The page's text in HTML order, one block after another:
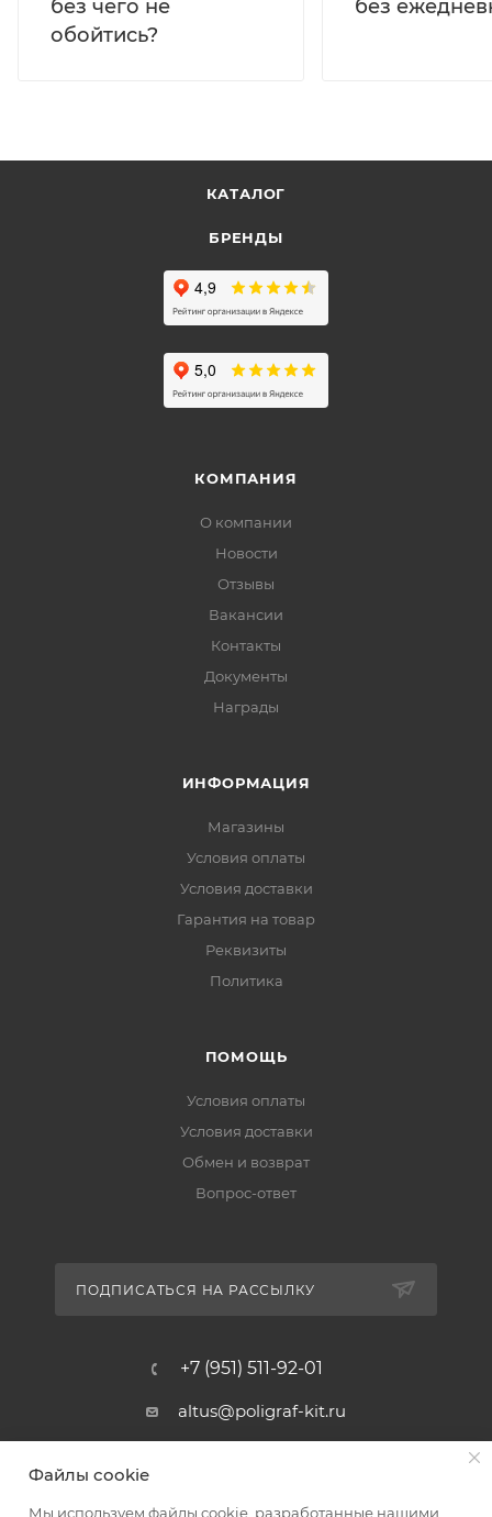
без чего не
обойтись?
без
КАТАЛОГ
БРЕНДЫ
КОМПАНИЯ
О компании
Новости
Отзывы
Вакансии
Контакты
Документы
Награды
ИНФОРМАЦИЯ
Магазины
Условия оплаты
Условия доставки
Гарантия на товар
Реквизиты
Политика
ПОМОЩЬ
Условия оплаты
Условия доставки
Обмен и возврат
Вопрос-ответ
ПОДПИСАТЬСЯ НА РАССЫЛКУ
+7 (951) 511-92-01
altus@poligraf-kit.ru
Ростовская обл, Аксайский р-н,
Файлы cookie
Мы используем файлы cookie, разработанные нашими